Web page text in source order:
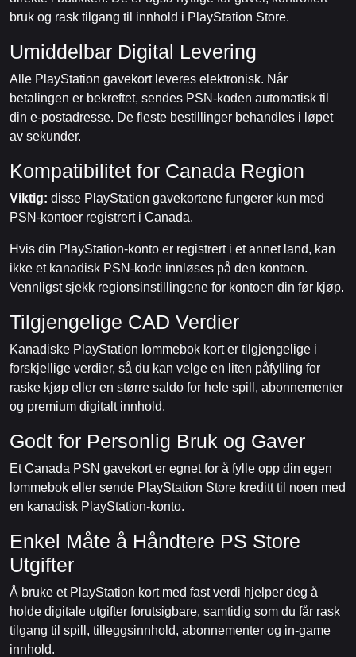
bruk og rask tilgang til innhold i PlayStation Store.
Umiddelbar Digital Levering
Alle PlayStation gavekort leveres elektronisk. Når
betalingen er bekreftet, sendes PSN-koden automatisk til
din e-postadresse. De fleste bestillinger behandles i løpet
av sekunder.
Kompatibilitet for Canada Region
Viktig: disse PlayStation gavekortene fungerer kun med
PSN-kontoer registrert i Canada.
Hvis din PlayStation-konto er registrert i et annet land, kan
ikke et kanadisk PSN-kode innløses på den kontoen.
Vennligst sjekk regionsinstillingene for kontoen din før kjøp.
Tilgjengelige CAD Verdier
Kanadiske PlayStation lommebok kort er tilgjengelige i
forskjellige verdier, så du kan velge en liten påfylling for
raske kjøp eller en større saldo for hele spill, abonnementer
og premium digitalt innhold.
Godt for Personlig Bruk og Gaver
Et Canada PSN gavekort er egnet for å fylle opp din egen
lommebok eller sende PlayStation Store kreditt til noen med
en kanadisk PlayStation-konto.
Enkel Måte å Håndtere PS Store
Utgifter
Å bruke et PlayStation kort med fast verdi hjelper deg å
holde digitale utgifter forutsigbare, samtidig som du får rask
tilgang til spill, tilleggsinnhold, abonnementer og in-game
innhold.